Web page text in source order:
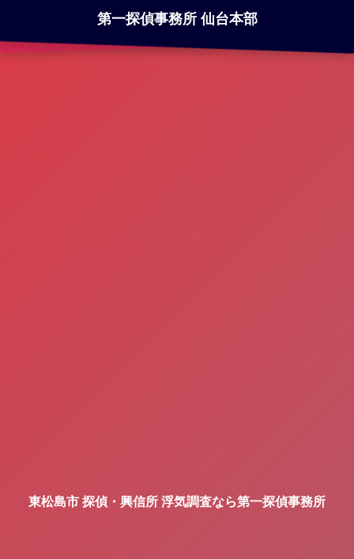
第一探偵事務所 仙台本部
東松島市 探偵・興信所 浮気調査なら第一探偵事務所